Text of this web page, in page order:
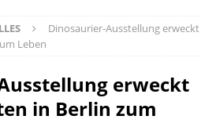
Dinosaurier-Ausstellung erweckt
Leben
erweckt
in Berlin zum